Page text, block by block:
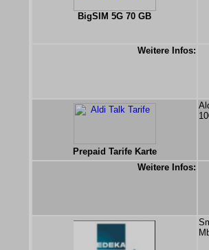
BigSIM 5G 70 GB
Weitere Infos:
Prepaid Tarife Karte
Weitere Infos: